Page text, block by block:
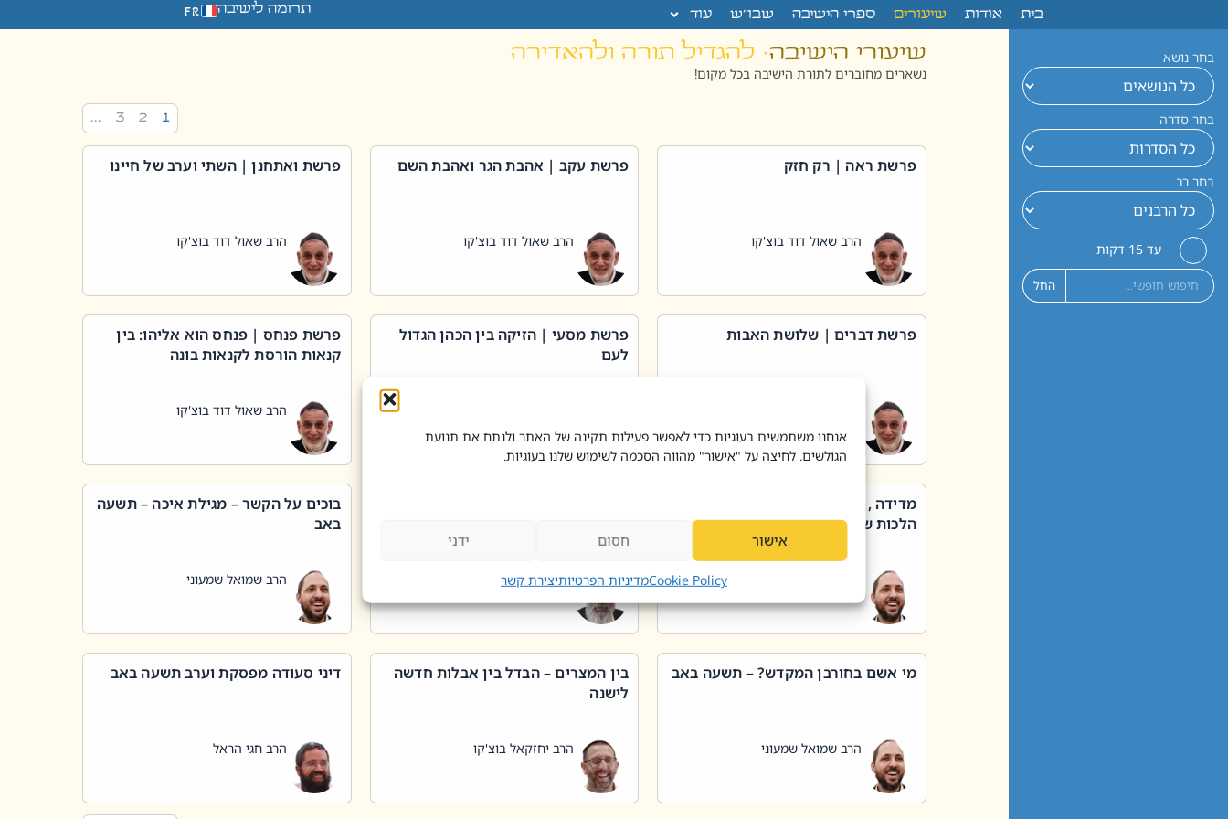
אנחנו משתמשים בעוגיות כדי לאפשר פעילות תקינה של האתר ולנתח את תנועת
הגולשים. לחיצה על "אישור" מהווה הסכמה לשימוש שלנו בעוגיות.
אישור חסום ידני
Cookie Policyמדיניות הפרטיותיצירת קשר
בית אודות שיעורים ספרי הישיבה שבו”ש עוד תרומה לישיבה FR
בחר נושא
בחר סדרה
בחר רב
עד 15 דקות
החל
שיעורי הישיבה· להגדיל תורה ולהאדירה
נשארים מחוברים לתורת הישיבה בכל מקום!
1
2
3
…
פרשת ראה | רק חזק
הרב שאול דוד בוצ'קו
פרשת עקב | אהבת הגר ואהבת השם
הרב שאול דוד בוצ'קו
פרשת ואתחנן | השתי וערב של חיינו
הרב שאול דוד בוצ'קו
פרשת דברים | שלושת האבות
פרשת מסעי | הזיקה בין הכהן הגדול
לעם
פרשת פנחס | פנחס הוא אליהו: בין
קנאות הורסת לקנאות בונה
הרב שאול דוד בוצ'קו
מדידה , קניה , שטיפת כלים בשבת –
הלכות שבת – סימן שכג
הרב יאיר בידני
בוכים על הקשר – מגילת איכה – תשעה
באב
הרב שמואל שמעוני
מי אשם בחורבן המקדש? – תשעה באב
הרב שמואל שמעוני
בין המצרים – הבדל בין אבלות חדשה
לישנה
הרב יחזקאל בוצ'קו
דיני סעודה מפסקת וערב תשעה באב
הרב חגי הראל